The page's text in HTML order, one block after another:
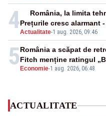
4Actualitate-1 aug. 2026, 09:46
România, la limita
Prețurile cresc alarmant
5 Economie-1 aug. 2026, 06:48
România a scăpat de
Fitch menține ratingul
ACTUALITATE